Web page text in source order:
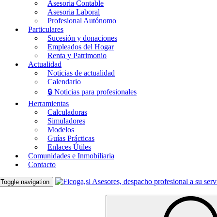
Asesoria Contable
Asesoria Laboral
Profesional Autónomo
Particulares
Sucesión y donaciones
Empleados del Hogar
Renta y Patrimonio
Actualidad
Noticias de actualidad
Calendario
🔒 Noticias para profesionales
Herramientas
Calculadoras
Simuladores
Modelos
Guías Prácticas
Enlaces Útiles
Comunidades e Inmobiliaria
Contacto
Toggle navigation